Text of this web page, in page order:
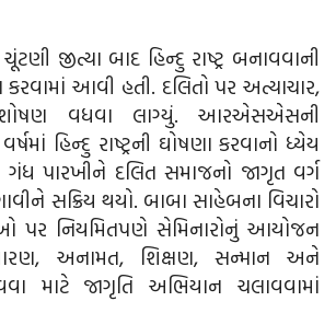
જીત્યા બાદ હિન્દુ રાષ્ટ્ર બનાવવાની
આવી હતી. દલિતો પર અત્યાચાર,
વધવા લાગ્યું. આરએસએસની
હિન્દુ રાષ્ટ્રની ઘોષણા કરવાનો ધ્યેય
પારખીને દલિત સમાજનો જાગૃત વર્ગ
સક્રિય થયો. બાબા સાહેબના વિચારો
પર નિયમિતપણે સેમિનારોનું આયોજન
અનામત, શિક્ષણ, સન્માન અને
માટે જાગૃતિ અભિયાન ચલાવવામાં